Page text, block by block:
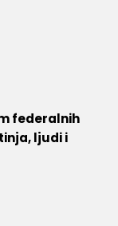
federalnih
ljudi i